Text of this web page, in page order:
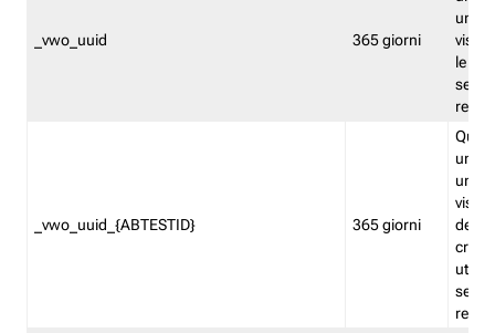
_vwo_uuid 365 giorni
le
_vwo_uuid_{ABTESTID} 365 giorni
un
del